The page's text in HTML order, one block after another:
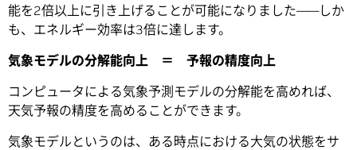
能を2倍以上に引き上げることが可能になりました――しか
も、エネルギー効率は3倍に達します。
気象モデルの分解能向上 ＝ 予報の精度向上
コンピュータによる気象予測モデルの分解能を高めれば、
天気予報の精度を高めることができます。
気象モデルというのは、ある時点における大気の状態をサ